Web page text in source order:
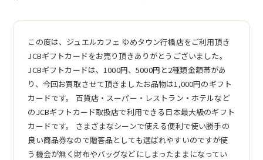
この度は、ジュエルカフェ ゆめタウン行橋店をご利用頂き
JCBギフトカードをお売り頂きありがとうございました。
JCBギフトカードは、1000円、5000円と2種類金額帯があ
り、今回お買取させて頂きましたお品物は1,000円のギフト
カードです。 百貨店・スーパー・レストラン・ホテルなど
のJCBギフトカード取扱店で利用できる日本最大級のギフト
カードです。 さまざまなシーンで使える便利で使い勝手の
良い商品券なので贈答品としても選ばれやすいのですが使
う機会が無く財布やバッグなどにしまったままになってい